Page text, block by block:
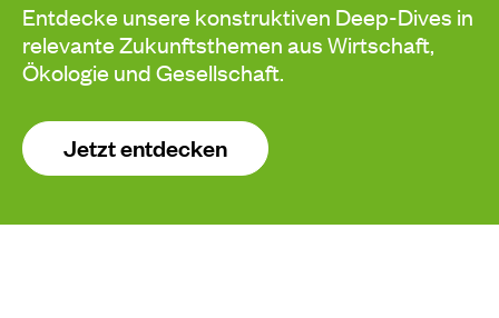
Entdecke unsere konstruktiven Deep-Dives in
relevante Zukunftsthemen aus Wirtschaft,
Ökologie und Gesellschaft.
Jetzt entdecken